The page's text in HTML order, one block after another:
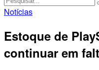
Notícias
Estoque de
continuar em